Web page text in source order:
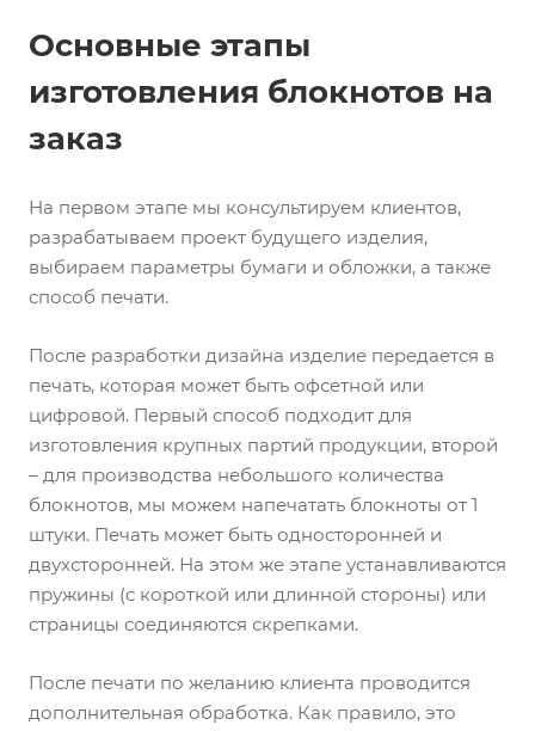
Основные этапы
изготовления блокнотов на
заказ
На первом этапе мы консультируем клиентов,
разрабатываем проект будущего изделия,
выбираем параметры бумаги и обложки, а также
способ печати.
После разработки дизайна изделие передается в
печать, которая может быть офсетной или
цифровой. Первый способ подходит для
изготовления крупных партий продукции, второй
– для производства небольшого количества
блокнотов, мы можем напечатать блокноты от 1
штуки. Печать может быть односторонней и
двухсторонней. На этом же этапе устанавливаются
пружины (с короткой или длинной стороны) или
страницы соединяются скрепками.
После печати по желанию клиента проводится
дополнительная обработка. Как правило, это